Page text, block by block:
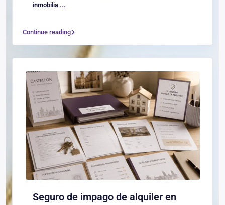
inmobilia ...
Continue reading
Seguro de impago de alquiler en